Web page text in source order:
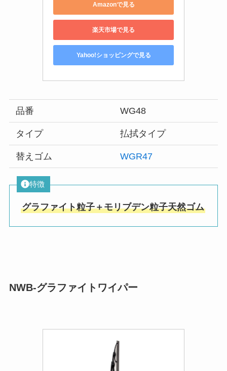
Amazonで見る
楽天市場で見る
Yahoo!ショッピングで見る
品番 WG48
タイプ 払拭タイプ
替えゴム WGR47
特徴
グラファイト粒子＋モリブデン粒子天然ゴム
NWB-グラファイトワイパー